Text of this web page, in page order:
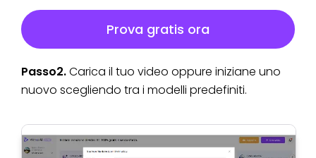
Prova gratis ora
Passo2.Carica il tuo video oppure iniziane uno
nuovo scegliendo tra i modelli predefiniti.